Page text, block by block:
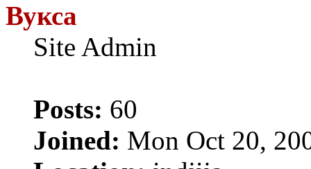
Вукса
Site Admin
Posts: 60
Joined: Mon Oct 20,